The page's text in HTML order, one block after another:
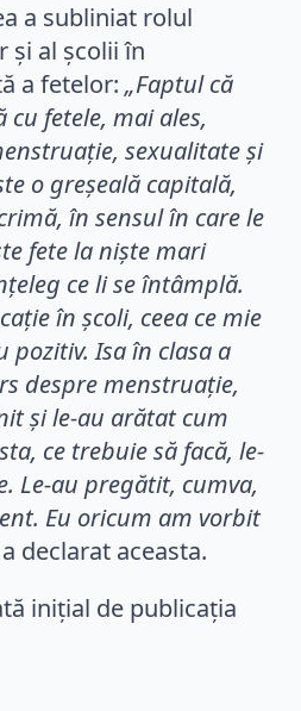
a subliniat rolul
și al școlii în
a fetelor: „Faptul că
fetele, mai ales,
sexualitate și
o greșeală capitală,
în sensul în care le
fete la niște mari
ce li se întâmplă.
în școli, ceea ce mie
pozitiv. Isa în clasa a
despre menstruație,
și le-au arătat cum
ce trebuie să facă, le-
Le-au pregătit, cumva,
Eu oricum am vorbit
declarat aceasta.
inițial de publicația